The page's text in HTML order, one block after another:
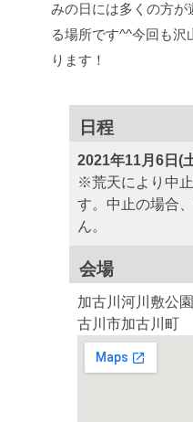
みの日には多くの方が
る場所です^^今回も沢
ります！
日程
2021年11月6日(
※荒天により中
す。中止の場合
ん。
会場
加古川河川敷公園
古川市加古川町